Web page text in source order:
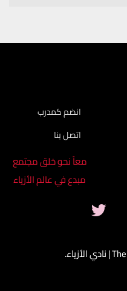
انضم كمدرب
اتصل بنا
معاً نحو خلق مجتمع
مبدع في عالم الأزياء